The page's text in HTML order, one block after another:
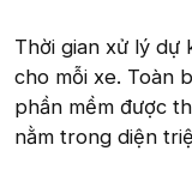
Thời gian xử lý dự
cho mỗi xe. Toàn
phần mềm được
nằm trong diện